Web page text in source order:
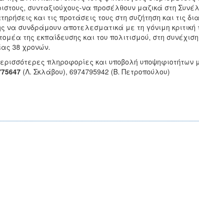
συνταξιούχους-να προσέλθουν μαζικά στη
και τις προτάσεις τους στη συζήτηση και τις
να συνδράμουν αποτελεσματικά με τη γόνιμη
της εκπαίδευσης και του πολιτισμού, στη
38 χρονών.
πληροφορίες και υποβολή
(Λ. Σκλάβου), 6974795942 (Β. Πετροπούλου)